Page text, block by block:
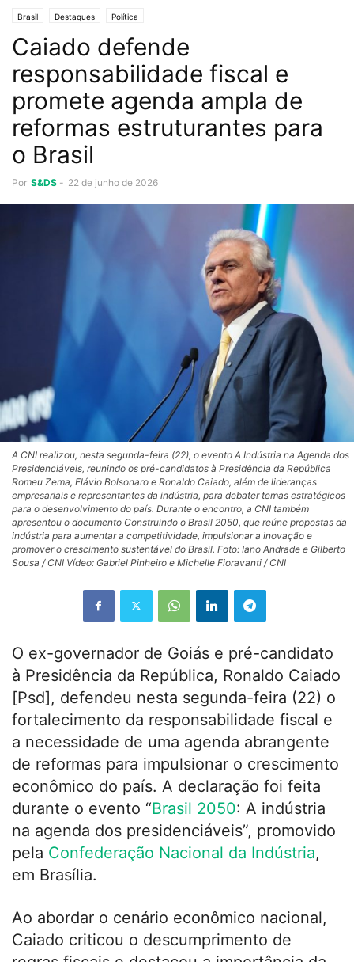
Brasil Destaques Política
Caiado defende
responsabilidade fiscal e
promete agenda ampla de
reformas estruturantes para
o Brasil
Por S&DS - 22 de junho de 2026
A CNI realizou, nesta segunda-feira (22), o evento A Indústria na Agenda dos
Presidenciáveis, reunindo os pré-candidatos à Presidência da República
Romeu Zema, Flávio Bolsonaro e Ronaldo Caiado, além de lideranças
empresariais e representantes da indústria, para debater temas estratégicos
para o desenvolvimento do país. Durante o encontro, a CNI também
apresentou o documento Construindo o Brasil 2050, que reúne propostas da
indústria para aumentar a competitividade, impulsionar a inovação e
promover o crescimento sustentável do Brasil. Foto: Iano Andrade e Gilberto
Sousa / CNI Vídeo: Gabriel Pinheiro e Michelle Fioravanti / CNI
O ex-governador de Goiás e pré-candidato
à Presidência da República, Ronaldo Caiado
[Psd], defendeu nesta segunda-feira (22) o
fortalecimento da responsabilidade fiscal e
a necessidade de uma agenda abrangente
de reformas para impulsionar o crescimento
econômico do país. A declaração foi feita
durante o evento “Brasil 2050: A indústria
na agenda dos presidenciáveis”, promovido
pela Confederação Nacional da Indústria,
em Brasília.
Ao abordar o cenário econômico nacional,
Caiado criticou o descumprimento de